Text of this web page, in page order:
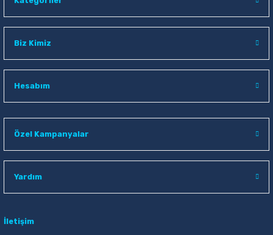
232,00 TL
Sepete Ekle
Biz Kimiz
Hesabım
Özel Kampanyalar
Yardım
İletişim